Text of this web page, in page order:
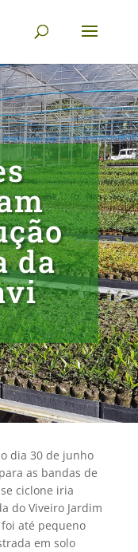
da
dia 30 de junho
para as bandas de
ciclone iria
do Viveiro Jardim
até pequeno
em solo